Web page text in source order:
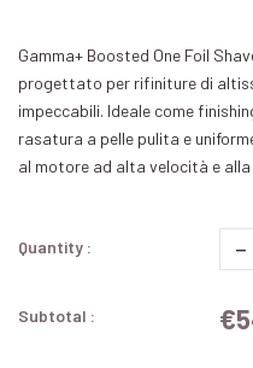
Gamma+ Boosted One Foil
progettato per rifiniture di
impeccabili. Ideale come
rasatura a pelle pulita e
al motore ad alta velocità e
Quantity : -
Subtotal :